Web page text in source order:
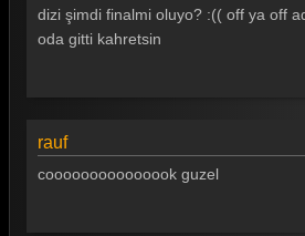
dizi şimdi finalmi oluyo? :(( off ya off
oda gitti kahretsin
rauf
cooooooooooooook guzel